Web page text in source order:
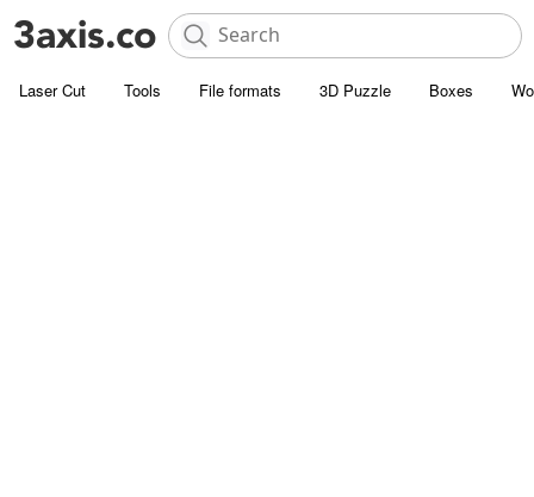
Laser Cut Tools File formats 3D Puzzle Boxes